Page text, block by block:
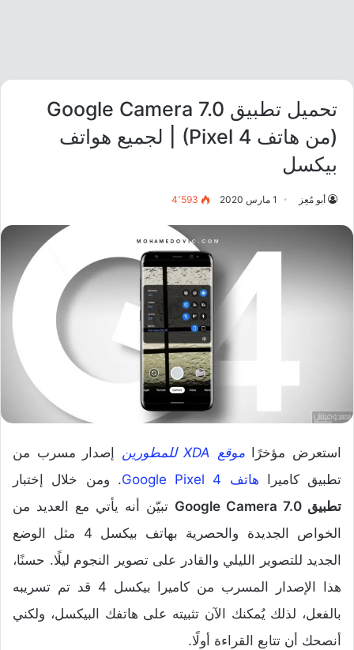
تحميل تطبيق Google Camera 7.0
(من هاتف Pixel 4) | لجميع هواتف
بيكسل
أبو مُعِز 1 مارس 2020 4٬593
استعرض مؤخرًاموقع XDA للمطورين
إصدار مسرب من
تطبيق كاميرا هاتف Google Pixel 4
. ومن خلال إختبار
تطبيق Google Camera 7.0
تبيّن أنه يأتي مع العديد من
الخواص الجديدة والحصرية بهاتف بيكسل 4 مثل الوضع
الجديد للتصوير الليلي والقادر على تصوير النجوم ليلًا. حسنًا،
هذا الإصدار المسرب من كاميرا بيكسل 4 قد تم تسريبه
بالفعل، لذلك يُمكنك الآن تثبيته على هاتفك البيكسل، ولكني
أنصحك أن تتابع القراءة أولًا.